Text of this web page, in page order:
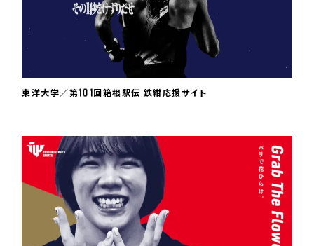
東洋大学／第101回箱根駅伝 鉄紺応援サイト